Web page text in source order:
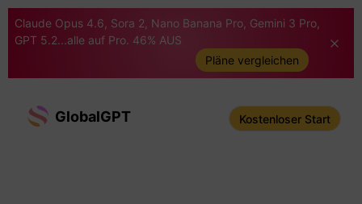
Claude Opus 4.6, Sora 2, Nano Banana Pro, Gemini 3 Pro,
GPT 5.2...alle auf Pro. 46% AUS
Pläne vergleichen
GlobalGPT Kostenloser Start